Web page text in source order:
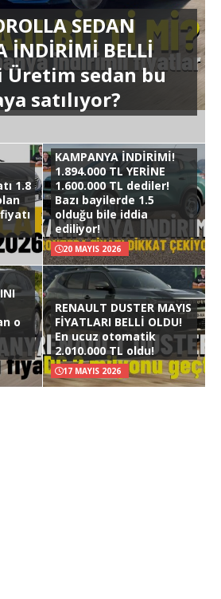
SEDAN
İNDİRİMİ BELLİ
Üretim sedan bu
satılıyor?
1.8
KAMPANYA İNDİRİMİ!
1.894.000 TL YERİNE
1.600.000 TL dediler!
Bazı bayilerde 1.5
olduğu bile iddia
ediliyor!
20 MAYIS 2026
o
RENAULT DUSTER MAYIS
FİYATLARI BELLİ OLDU!
En ucuz otomatik
2.010.000 TL oldu!
17 MAYIS 2026